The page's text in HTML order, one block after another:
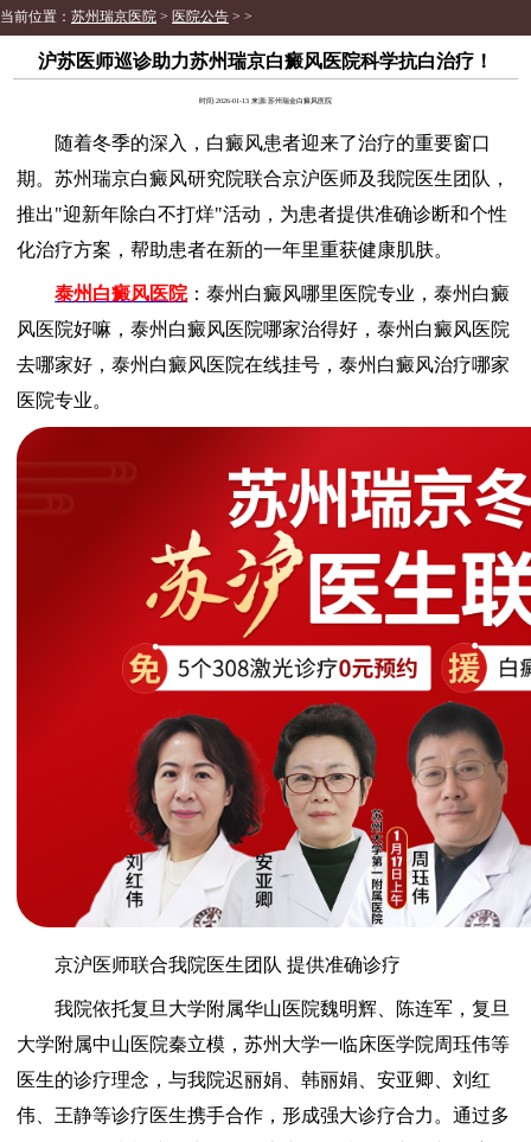
当前位置： 苏州瑞京医院 > 医院公告 > >
沪苏医师巡诊助力苏州瑞京白癜风医院科学抗白治疗！
时间:2026-01-13 来源:苏州瑞金白癜风医院
随着冬季的深入，白癜风患者迎来了治疗的重要窗口
期。苏州瑞京白癜风研究院联合京沪医师及我院医生团队，
推出"迎新年除白不打烊"活动，为患者提供准确诊断和个性
化治疗方案，帮助患者在新的一年里重获健康肌肤。
泰州白癜风医院：泰州白癜风哪里医院专业，泰州白癜
风医院好嘛，泰州白癜风医院哪家治得好，泰州白癜风医院
去哪家好，泰州白癜风医院在线挂号，泰州白癜风治疗哪家
医院专业。
京沪医师联合我院医生团队 提供准确诊疗
我院依托复旦大学附属华山医院魏明辉、陈连军，复旦
大学附属中山医院秦立模，苏州大学一临床医学院周珏伟等
医生的诊疗理念，与我院迟丽娟、韩丽娟、安亚卿、刘红
伟、王静等诊疗医生携手合作，形成强大诊疗合力。通过多